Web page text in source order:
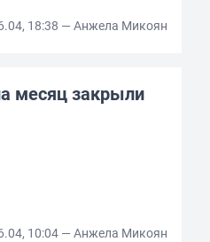
18:38 — Анжела Микоян
месяц закрыли
10:04 — Анжела Микоян